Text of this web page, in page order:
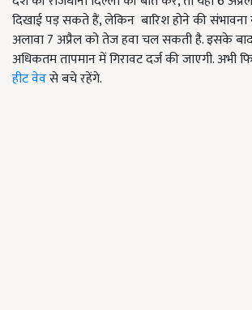
दिखाई पड़ सकते हैं, लेकिन बारिश होने की
अलावा 7 अप्रैल को तेज हवा चल सकती है. इसके
अधिकतम तापमान में गिरावट दर्ज की जाएगी. अभी
हीट वेवसे बचे रहेंगे.